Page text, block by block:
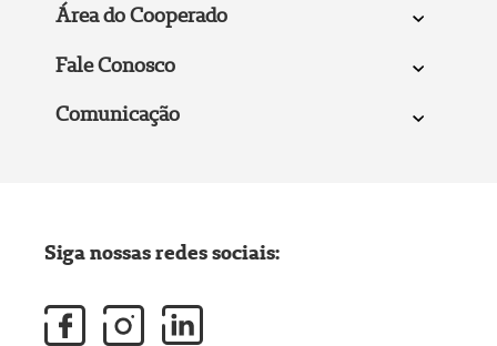
Área do Cooperado
Fale Conosco
Comunicação
Siga nossas redes sociais: